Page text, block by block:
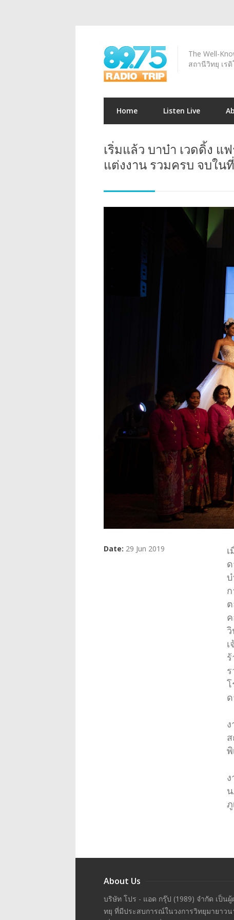
The Well-
สถานีวิทยุ เร
Home Listen Live
เริ่มแล้ว บาบ๋า เวดดิ้ง แ
แต่งงาน รวมครบ จบใน
Date: 29 Jun 2019
About Us
บริษัท โปร - แอด กรุ๊ป (1989) จำกัด เป็นผู้
ทยุ ที่มีประสบการณ์ในวงการวิทยุมายาวน